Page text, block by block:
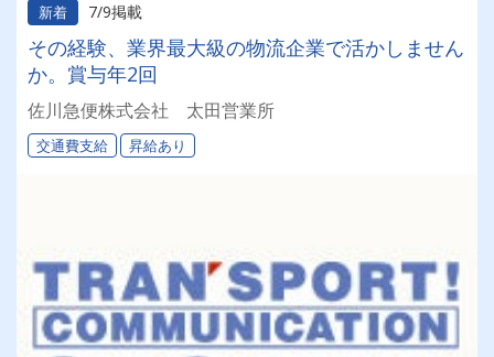
新着 7/9掲載
その経験、業界最大級の物流企業で活かしません
か。賞与年2回
佐川急便株式会社 太田営業所
交通費支給 昇給あり